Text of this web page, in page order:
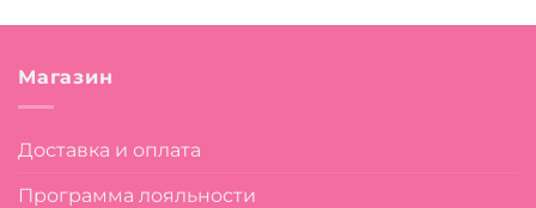
Магазин
Доставка и оплата
Программа лояльности